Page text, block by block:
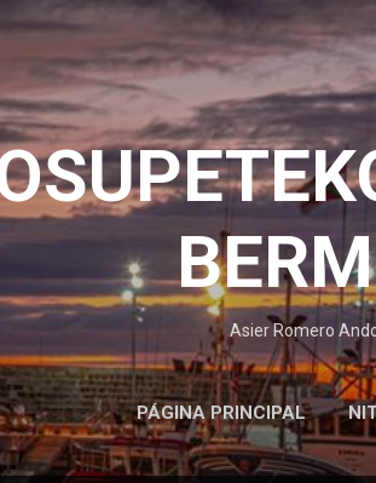
Saltatu eta joan eduki
Asier Romero
PÁGINA PRINCIPAL